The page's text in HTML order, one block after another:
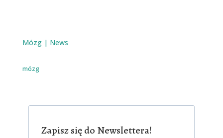
Mózg| News
mózg
Zapisz się do Newslettera!